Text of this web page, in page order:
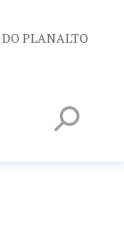
PLANALTO